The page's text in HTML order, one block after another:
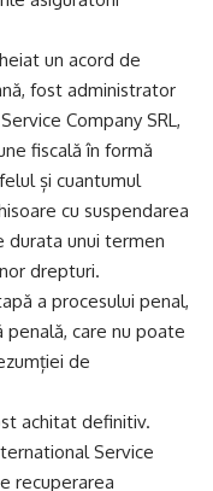
un acord de
fost administrator
Company SRL,
fiscală în formă
și cuantumul
cu suspendarea
durata unui termen
drepturi.
a procesului penal,
care nu poate
de
achitat definitiv.
Service
recuperarea